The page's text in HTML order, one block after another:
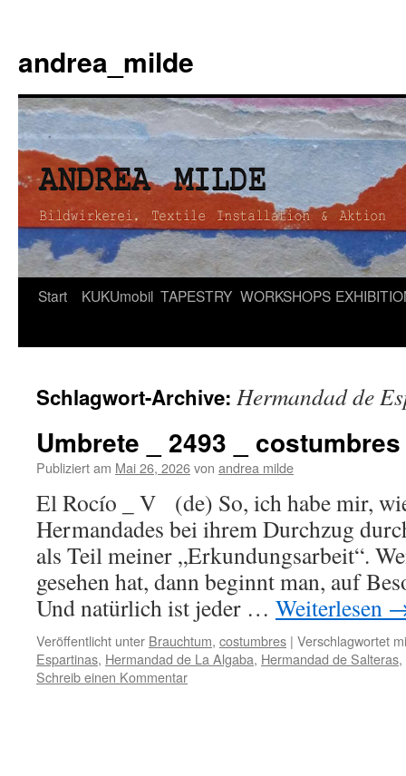
andrea_milde
Zum
Start KUKUmobil TAPESTRY WORKSHOPS
Schlagwort-Archive: Hermandad de
Umbrete _ 2493 _ costumbres
Publiziert am Mai 26, 2026von andrea milde
El Rocío _ V (de) So, ich habe mir,
Hermandades bei ihrem Durchzug
als Teil meiner „Erkundungsarbeit“.
gesehen hat, dann beginnt man, auf
Und natürlich ist jeder … Weiterlesen
Veröffentlicht unter Brauchtum, costumbres | Verschlagwortet
Espartinas, Hermandad de La Algaba, Hermandad de Salteras,
Schreib einen Kommentar